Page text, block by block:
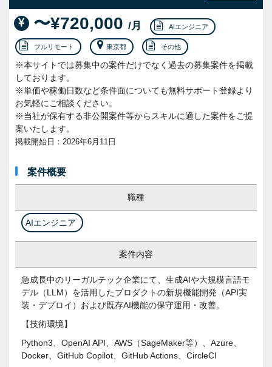
〜¥720,000 /月 AIエンジニア
フルリモート 東京都 その他
※本サイトでは募集中の案件だけでなく過去の募集案件を掲載
しております。
※単価や稼働日数など条件面についても無料サポート登録より
お気軽にご相談ください。
※当社が保有する非公開案件等からスキルに適した案件をご提
案いたします。
掲載開始日：2026年6月11日
案件概要
職種
AIエンジニア
案件内容
急成長中のリーガルテック企業にて、生成AIや大規模言語モ
デル（LLM）を活用したプロダクトの新規機能開発（API実
装・デプロイ）および既存AI機能の保守運用・改善。
【技術環境】
Python3、OpenAI API、AWS（SageMaker等）、Azure、
Docker、GitHub Copilot、GitHub Actions、CircleCI